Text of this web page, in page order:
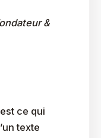
&
ce qui
texte